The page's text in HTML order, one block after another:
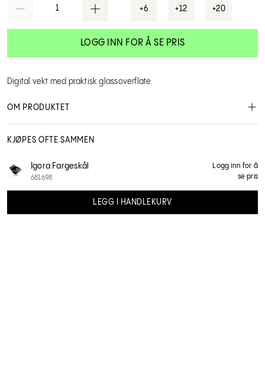
1 +6 +12 +20
LOGG INN FOR Å SE PRIS
Digital vekt med praktisk glassoverflate.
OM PRODUKTET
KJØPES OFTE SAMMEN
Igora Fargeskål
681698
Logg inn for å
se pris
LEGG I HANDLEKURV